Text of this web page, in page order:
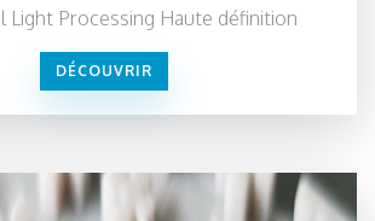
Light Processing Haute définition
DÉCOUVRIR